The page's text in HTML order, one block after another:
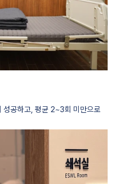
성공하고, 평균 2~3회 미만으로